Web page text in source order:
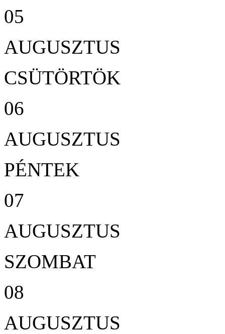
05
AUGUSZTUS
CSÜTÖRTÖK
06
AUGUSZTUS
PÉNTEK
07
AUGUSZTUS
SZOMBAT
08
AUGUSZTUS